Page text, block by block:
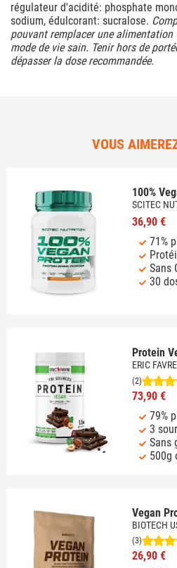
régulateur d'acidité: phosphate
sodium, édulcorant: sucralose.
pouvant remplacer une alimentation
mode de vie sain. Tenir hors de
dépasser la dose recommandée.
VOUS
100%
SCITEC
36,90 €
71%
Sans
30
Protein
ERIC FAVRE
(2)
73,90 €
79%
3
Sans
500g
Vegan
BIOTECH
(3)
26,90 €